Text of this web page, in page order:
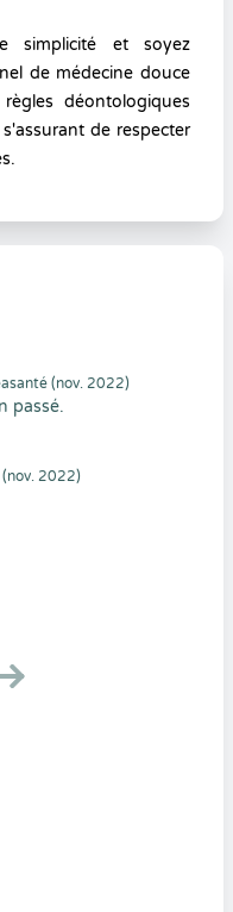
simplicité et soyez
de médecine douce
déontologiques
de respecter
(nov. 2022)
passé.
2022)